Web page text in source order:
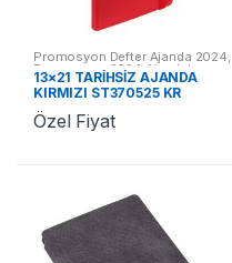
Promosyon Defter Ajanda 2024,
Promosyon 2024 Ajandalar
13×21 TARİHSİZ AJANDA
KIRMIZI ST370525 KR
Özel Fiyat